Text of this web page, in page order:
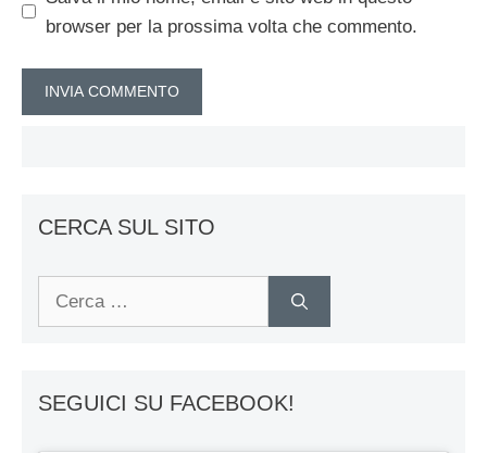
browser per la prossima volta che commento.
CERCA SUL SITO
Ricerca
SEGUICI SU FACEBOOK!